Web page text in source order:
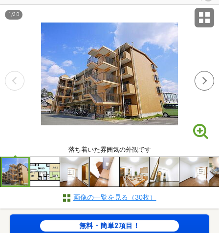
落ち着いた雰囲気の外観です
1 /30
画像の一覧を見る（30枚）
無料・簡単2項目！